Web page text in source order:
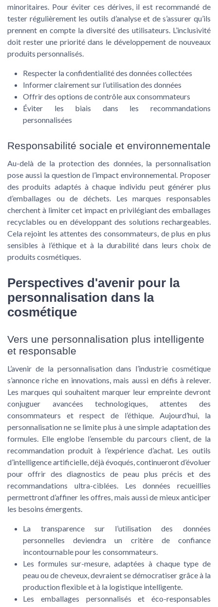
minoritaires. Pour éviter ces dérives, il est recommandé de
tester régulièrement les outils d’analyse et de s’assurer qu’ils
prennent en compte la diversité des utilisateurs. L’inclusivité
doit rester une priorité dans le développement de nouveaux
produits personnalisés.
Respecter la confidentialité des données collectées
Informer clairement sur l’utilisation des données
Offrir des options de contrôle aux consommateurs
Éviter les biais dans les recommandations
personnalisées
Responsabilité sociale et environnementale
Au-delà de la protection des données, la personnalisation
pose aussi la question de l’impact environnemental. Proposer
des produits adaptés à chaque individu peut générer plus
d’emballages ou de déchets. Les marques responsables
cherchent à limiter cet impact en privilégiant des emballages
recyclables ou en développant des solutions rechargeables.
Cela rejoint les attentes des consommateurs, de plus en plus
sensibles à l’éthique et à la durabilité dans leurs choix de
produits cosmétiques.
Perspectives d'avenir pour la
personnalisation dans la
cosmétique
Vers une personnalisation plus intelligente
et responsable
L’avenir de la personnalisation dans l’industrie cosmétique
s’annonce riche en innovations, mais aussi en défis à relever.
Les marques qui souhaitent marquer leur empreinte devront
conjuguer avancées technologiques, attentes des
consommateurs et respect de l’éthique. Aujourd’hui, la
personnalisation ne se limite plus à une simple adaptation des
formules. Elle englobe l’ensemble du parcours client, de la
recommandation produit à l’expérience d’achat. Les outils
d’intelligence artificielle, déjà évoqués, continueront d’évoluer
pour offrir des diagnostics de peau plus précis et des
recommandations ultra-ciblées. Les données recueillies
permettront d’affiner les offres, mais aussi de mieux anticiper
les besoins émergents.
La transparence sur l’utilisation des données
personnelles deviendra un critère de confiance
incontournable pour les consommateurs.
Les formules sur-mesure, adaptées à chaque type de
peau ou de cheveux, devraient se démocratiser grâce à la
production flexible et à la logistique intelligente.
Les emballages personnalisés et éco-responsables